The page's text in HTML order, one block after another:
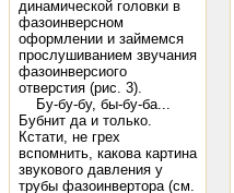
динамической головки в
фазоинверсном
оформлении и займемся
прослушиванием звучания
фазоинверсиого
отверстия (рис. 3).
Бу-бу-бу, бы-бу-ба...
Бубнит да и только.
Кстати, не грех
вспомнить, какова картина
звукового давления у
трубы фазоинвертора (см.